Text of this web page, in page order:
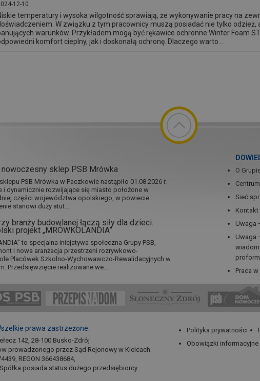
12-10
temperatury i wysoka wilgotność sprawiają, że wykonywanie pracy na
W związku z tym pracownicy muszą posiadać nie tylko
warunków. Przykładem mogą być rękawice ochronne Winter Foam
komfort cieplny, jak i doskonałą ochronę. Dlaczego warto...
nowoczesny sklep PSB Mrówka
PSB Mrówka w Paczkowie nastąpiło 01.08.2026 r.
i dynamicznie rozwijające się miasto położone w
części województwa opolskiego, w powiecie
stanowi duży atut...
branży budowlanej łączą siły dla dzieci.
projekt „MRÓWKOLANDIA”
to specjalna inicjatywa społeczna Grupy PSB,
i nowa aranżacja przestrzeni rozrywkowo-
Placówek Szkolno-Wychowawczo-Rewalidacyjnych w
Przedsięwzięcie realizowane we...
O
Sieć
Kontakt
Uwaga
Uwaga
Praca w
prawa zastrzeżone.
142, 28-100 Busko-Zdrój
prowadzonego przez Sąd Rejonowy w Kielcach
REGON 366438684,
Spółka posiada status dużego przedsiębiorcy.
Polityka prywatności
Obowiązki informacyjne